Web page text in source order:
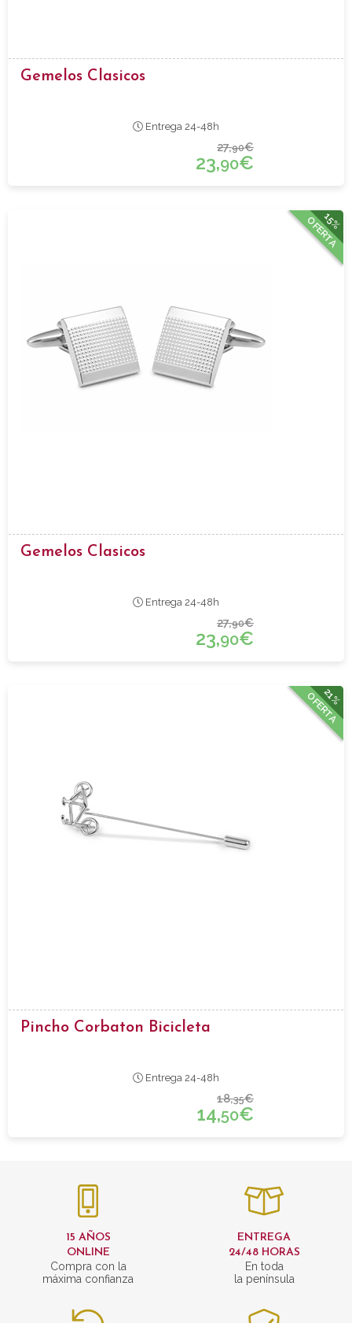
Gemelos Clasicos
Entrega 24-48h
27,90€
23,90€
15%
OFERTA
Gemelos Clasicos
Entrega 24-48h
27,90€
23,90€
21%
OFERTA
Pincho Corbaton Bicicleta
Entrega 24-48h
18,35€
14,50€
15 AÑOS
ONLINE
Compra con la
máxima confianza
ENTREGA
24/48 HORAS
En toda
la península